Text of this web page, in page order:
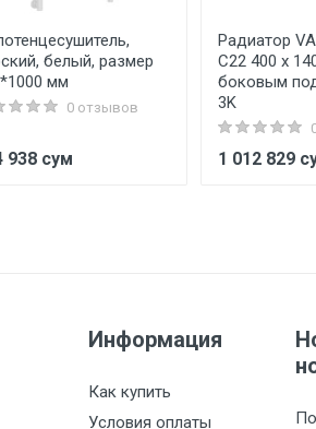
белый, размер
мм
0 отзывов
938 сум
Радиатор
C22 400 х
боковым
3K
1 012 829
Информация
Как купить
Условия оплаты